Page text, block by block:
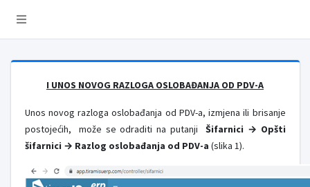
I UNOS NOVOG RAZLOGA OSLOBAĐANJA OD PDV-A
Unos novog razloga oslobađanja od PDV-a, izmjena ili brisanje
postojećih, može se odraditi na putanji
Šifarnici → Opšti
šifarnici → Razlog oslobađanja od PDV-a (slika 1).